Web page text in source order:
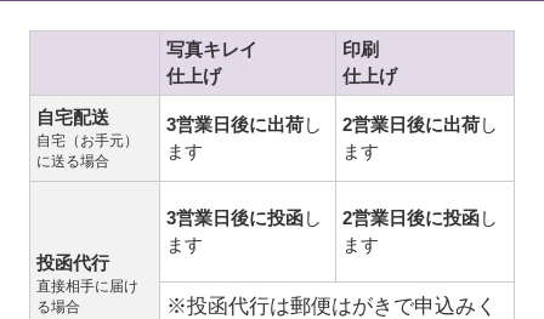
写真キレイ
仕上げ
印刷
仕上げ
自宅配送
自宅（お手元）
に送る場合
3営業日後に出荷し
ます
2営業日後に出荷し
ます
投函代行
直接相手に届け
る場合
3営業日後に投函し
ます
2営業日後に投函し
ます
※投函代行は郵便はがきで申込みく